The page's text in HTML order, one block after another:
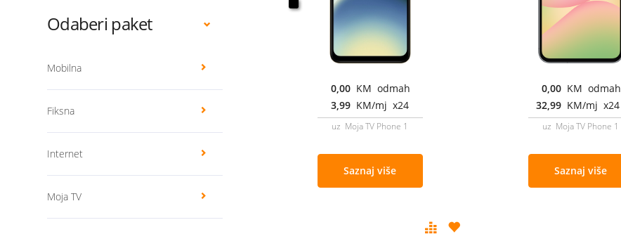
Odaberi paket
Mobilna
Fiksna
Internet
Moja TV
0,00 KM odmah
3,99 KM/mj x24
uz Moja TV Phone 1
Saznaj više
0,00 KM odmah
32,99 KM/mj x24
uz Moja TV Phone 1
Saznaj više